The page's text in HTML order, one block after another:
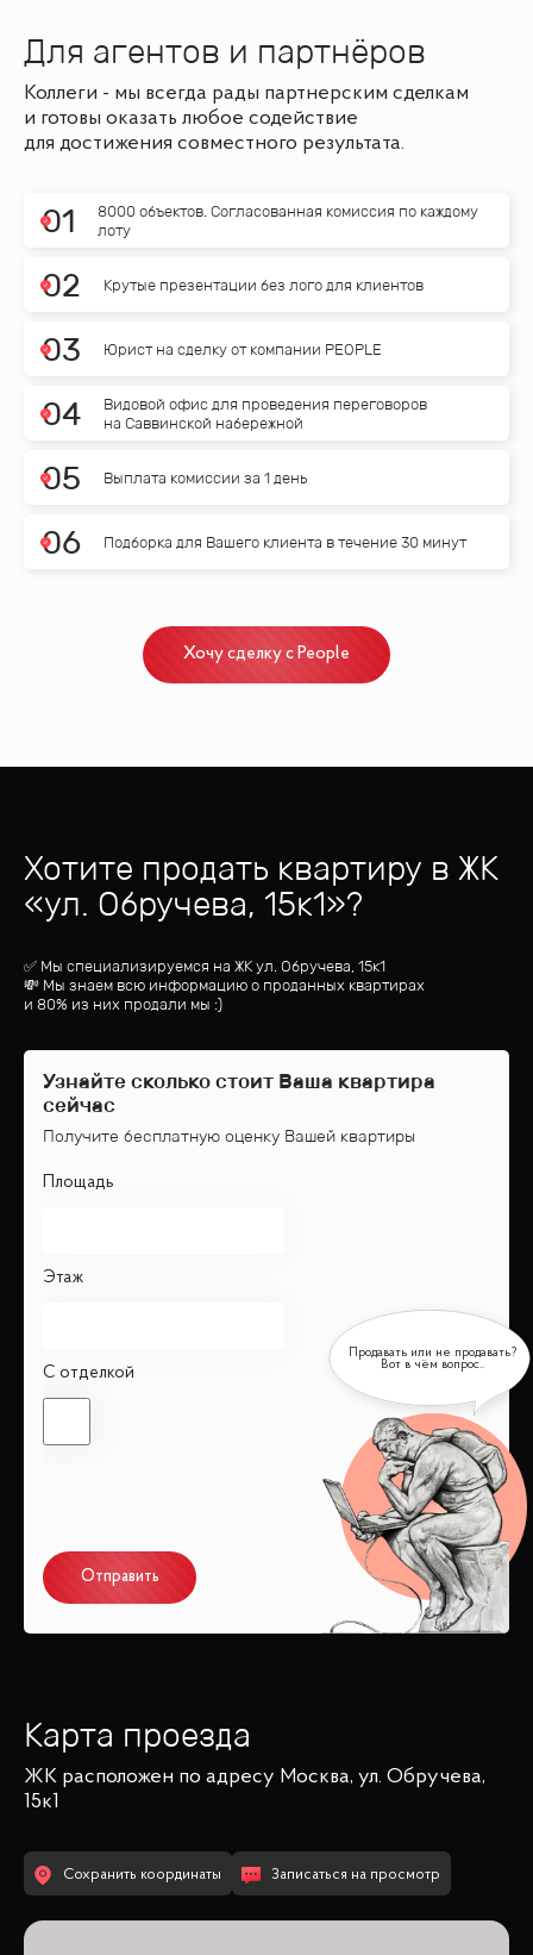
Для агентов и партнёров
Коллеги - мы всегда рады партнерским сделкам
и готовы оказать любое содействие
для достижения совместного результата.
01
8000 объектов. Согласованная комиссия по каждому
лоту
02 Крутые презентации без лого для клиентов
03 Юрист на сделку от компании PEOPLE
04
Видовой офис для проведения переговоров
на Саввинской набережной
05 Выплата комиссии за 1 день
06 Подборка для Вашего клиента в течение 30 минут
Хочу сделку с People
Хотите продать квартиру в ЖК
«ул. Обручева, 15к1»?
✅ Мы специализируемся на ЖКул. Обручева, 15к1
💸 Мы знаем всю информацию о проданных квартирах
и 80% из них продали мы :)
Узнайте сколько стоит Ваша квартира
сейчас
Получите бесплатную оценку Вашей квартиры
Площадь
Этаж
С отделкой
Отправить
Карта проезда
ЖК расположен по адресу Москва, ул. Обручева,
15к1
Сохранить координаты Записаться на просмотр